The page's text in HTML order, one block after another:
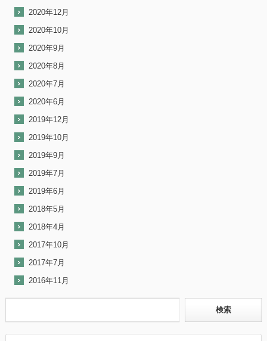
2020年12月
2020年10月
2020年9月
2020年8月
2020年7月
2020年6月
2019年12月
2019年10月
2019年9月
2019年7月
2019年6月
2018年5月
2018年4月
2017年10月
2017年7月
2016年11月